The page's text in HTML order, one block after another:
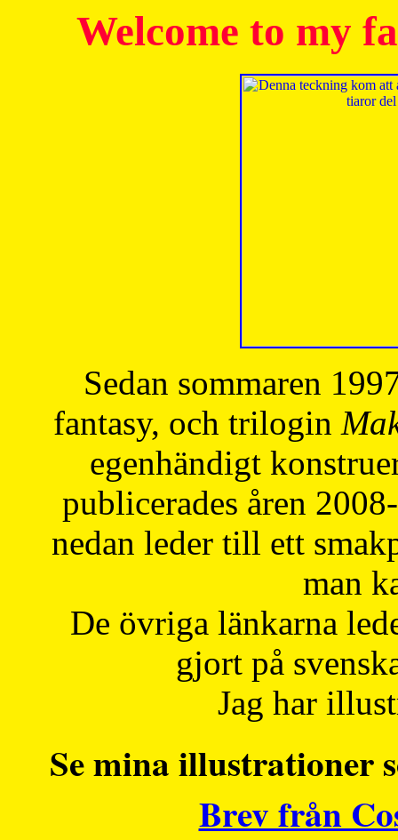
Welcome to my
Sedan sommaren
fantasy, och trilogin
egenhändigt
publicerades åren
nedan leder till ett
man
De övriga länkarna
gjort på
Jag har
Se mina illustrationer
Brev från